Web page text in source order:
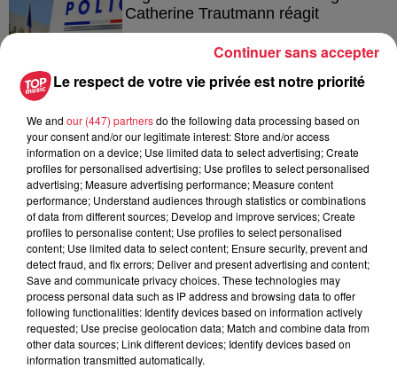
Catherine Trautmann réagit
Au zoo de Mulhouse : rencontre
avec les flamants rouges
À découvrir également
Le respect de votre vie privée est notre priorité
We and our (447) partnersdo the following data processing based on
your consent and/or our legitimate interest: Store and/or access
information on a device; Use limited data to select advertising; Create
profiles for personalised advertising; Use profiles to select personalised
advertising; Measure advertising performance; Measure content
performance; Understand audiences through statistics or combinations
of data from different sources; Develop and improve services; Create
profiles to personalise content; Use profiles to select personalised
content; Use limited data to select content; Ensure security, prevent and
detect fraud, and fix errors; Deliver and present advertising and content;
Save and communicate privacy choices. These technologies may
process personal data such as IP address and browsing data to offer
following functionalities: Identify devices based on information actively
requested; Use precise geolocation data; Match and combine data from
other data sources; Link different devices; Identify devices based on
information transmitted automatically.
Continuer sans accepter